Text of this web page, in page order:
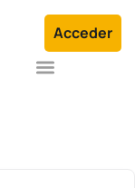
Acceder